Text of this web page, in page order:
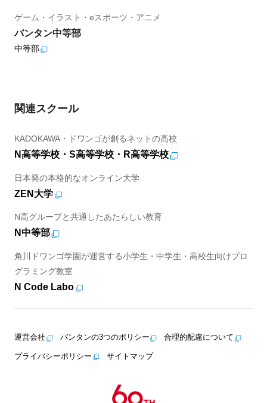
ゲーム・イラスト・eスポーツ・アニメ
バンタン中等部
中等部
関連スクール
KADOKAWA・ドワンゴが創るネットの高校
N高等学校・S高等学校・R高等学校
日本発の本格的なオンライン大学
ZEN大学
N高グループと共通したあたらしい教育
N中等部
角川ドワンゴ学園が運営する小学生・中学生・高校生向けプロ
グラミング教室
N Code Labo
運営会社 バンタンの3つのポリシー 合理的配慮について
プライバシーポリシー サイトマップ